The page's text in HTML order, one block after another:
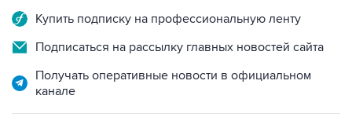
Купить подписку на профессиональную ленту
Подписаться на рассылку главных новостей сайта
Получать оперативные новости в официальном
канале